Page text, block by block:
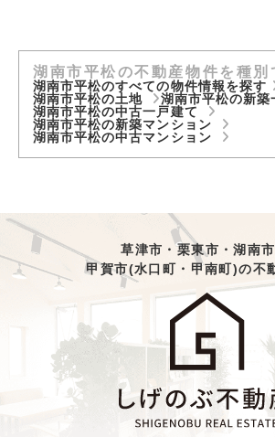
湖南市平松の不動産物件を種別
湖南市平松のすべての物件情報を探す
湖南市平松の土地
湖南市平松の新築
湖南市平松の中古一戸建て
湖南市平松の新築マンション
湖南市平松の中古マンション
草津市・栗東市・湖南市
甲賀市(水口町・甲南町)の不